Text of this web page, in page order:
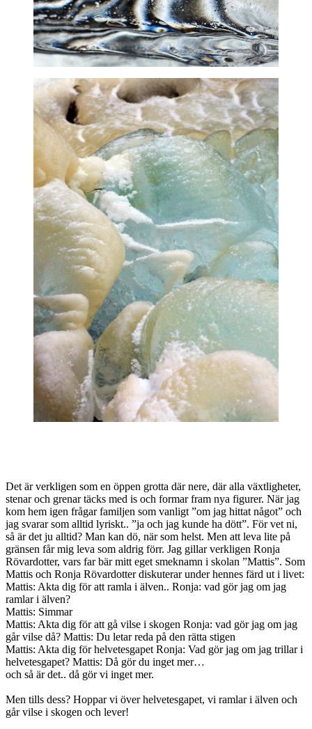
Det är verkligen som en öppen grotta där nere, där alla växtligheter,
stenar och grenar täcks med is och formar fram nya figurer. När jag
kom hem igen frågar familjen som vanligt ”om jag hittat något” och
jag svarar som alltid lyriskt.. ”ja och jag kunde ha dött”. För vet ni,
så är det ju alltid? Man kan dö, när som helst. Men att leva lite på
gränsen får mig leva som aldrig förr. Jag gillar verkligen Ronja
Rövardotter, vars far bär mitt eget smeknamn i skolan ”Mattis”. Som
Mattis och Ronja Rövardotter diskuterar under hennes färd ut i livet:
Mattis: Akta dig för att ramla i älven.. Ronja: vad gör jag om jag
ramlar i älven?
Mattis: Simmar
Mattis: Akta dig för att gå vilse i skogen Ronja: vad gör jag om jag
går vilse då? Mattis: Du letar reda på den rätta stigen
Mattis: Akta dig för helvetesgapet Ronja: Vad gör jag om jag trillar i
helvetesgapet? Mattis: Då gör du inget mer…
och så är det.. då gör vi inget mer.
Men tills dess? Hoppar vi över helvetesgapet, vi ramlar i älven och
går vilse i skogen och lever!